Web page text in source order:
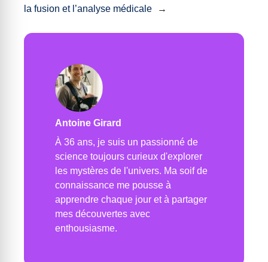
la fusion et l’analyse médicale →
Antoine Girard
À 36 ans, je suis un passionné de
science toujours curieux d'explorer
les mystères de l'univers. Ma soif de
connaissance me pousse à
apprendre chaque jour et à partager
mes découvertes avec
enthousiasme.